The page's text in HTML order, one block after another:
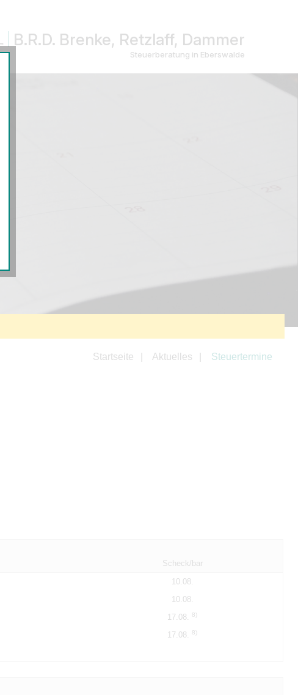
B.R.D. Brenke, Retzlaff, Dammer
Steuerberatung in Eberswalde
Startseite Aktuelles Steuertermine
Scheck/bar
10.08.
10.08.
17.08. 8)
17.08. 8)